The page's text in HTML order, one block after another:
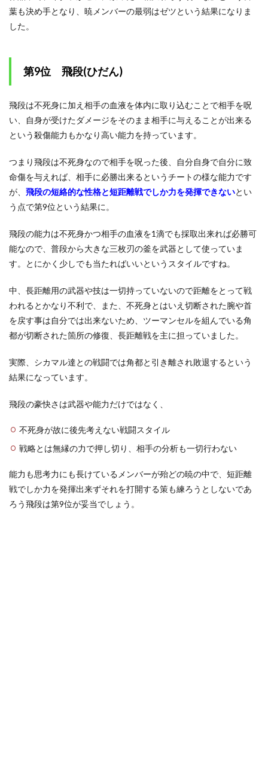
葉も決め手となり、暁メンバーの最弱はゼツという結果になりま
した。
第9位 飛段(ひだん)
飛段は不死身に加え相手の血液を体内に取り込むことで相手を呪
い、自身が受けたダメージをそのまま相手に与えることが出来る
という殺傷能力もかなり高い能力を持っています。
つまり飛段は不死身なので相手を呪った後、自分自身で自分に致
命傷を与えれば、相手に必勝出来るというチートの様な能力です
が、 飛段の短絡的な性格と短距離戦でしか力を発揮できないとい
う点で第9位という結果に。
飛段の能力は不死身かつ相手の血液を1滴でも採取出来れば必勝可
能なので、普段から大きな三枚刃の釜を武器として使っていま
す。とにかく少しでも当たればいいというスタイルですね。
中、長距離用の武器や技は一切持っていないので距離をとって戦
われるとかなり不利で、また、不死身とはいえ切断された腕や首
を戻す事は自分では出来ないため、ツーマンセルを組んでいる角
都が切断された箇所の修復、長距離戦を主に担っていました。
実際、シカマル達との戦闘では角都と引き離され敗退するという
結果になっています。
飛段の豪快さは武器や能力だけではなく、
不死身が故に後先考えない戦闘スタイル
戦略とは無縁の力で押し切り、相手の分析も一切行わない
能力も思考力にも長けているメンバーが殆どの暁の中で、短距離
戦でしか力を発揮出来ずそれを打開する策も練ろうとしないであ
ろう飛段は第9位が妥当でしょう。